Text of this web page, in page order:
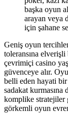
başka oyun
arayan veya
için şahane
Geniş oyun
toleransına
çevrimiçi casino
güvenceye alır.
belli eden hayati
sadakat
komplike stratejiler
görkemli oyun